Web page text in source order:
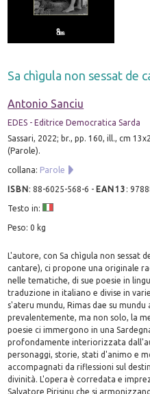
Sa chìgula non sessat de
Antonio Sanciu
EDES - Editrice Democratica Sarda
Sassari, 2022; br., pp. 160, ill., cm
(Parole).
collana: Parole
ISBN:88-6025-568-6 - EAN13 :
Testo in:
Peso: 0 kg
L'autore, con Sa chìgula non sessat
cantare), ci propone una originale
nelle tematiche, di sue poesie in
traduzione in italiano e divise in
s'ateru mundu, Rimas dae su
prevalentemente, ma non solo, la
poesie ci immergono in una
profondamente interiorizzata
personaggi, storie, stati d'animo e
accompagnati da riflessioni sul
divinità. L'opera è corredata e
Salvatore Pirisinu che si